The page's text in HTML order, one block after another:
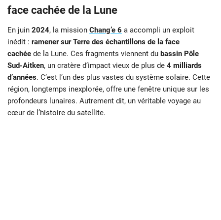
face cachée de la Lune
En juin 2024, la mission Chang’e 6 a accompli un exploit
inédit : ramener sur Terre des échantillons de la face
cachée de la Lune. Ces fragments viennent du bassin Pôle
Sud-Aitken, un cratère d’impact vieux de plus de 4 milliards
d’années. C’est l’un des plus vastes du système solaire. Cette
région, longtemps inexplorée, offre une fenêtre unique sur les
profondeurs lunaires. Autrement dit, un véritable voyage au
cœur de l’histoire du satellite.